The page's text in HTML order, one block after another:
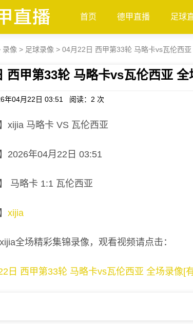
首页 德甲直播 足球
录像 > 足球录像 > 04月22日 西甲第33轮 马略卡vs瓦伦西亚
西甲第33轮 马略卡vs瓦伦西亚 全
年04月22日 03:51 阅读： 2 次
xijia 马略卡 VS 瓦伦西亚
2026年04月22日 03:51
马略卡 1:1 瓦伦西亚
xijia
全场精彩集锦录像，观看视频请点击：
日 西甲第33轮 马略卡vs瓦伦西亚 全场录像[